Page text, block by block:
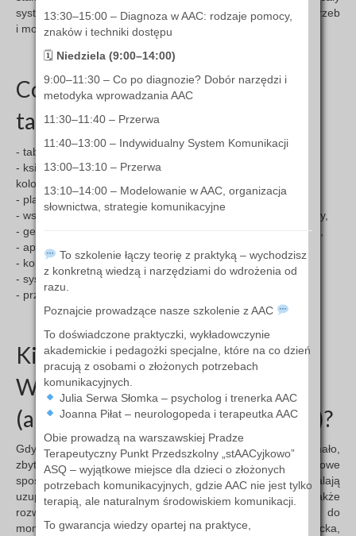
system, który dostosowany jest do konkretnej osoby, jej potrzeb
i możliwości psychofizycznych.
Co może wchodzić w skład
takiego systemu?
- tablice komunikacyjne z obrazkami lub symbolami,
- książki komunikacyjne (np. tematyczne, z układem pól,
kolorami),
- plansze z symbolami PCS, Widgit, Pictogramy, Makaton,
- wskazywanie obrazków palcem, wzrokiem lub ruchem głowy,
- gesty wspomagające mowę (np. Makaton, gesty naturalne),
- aplikacje komunikacyjne na tablet (np. Grid),
- komunikatory z syntezą mowy (np. Accent, Tobii),
- systemy sterowane wzrokiem (eye-tracking),
- przyciski jednopolowe (do wyboru TAK/NIE).
Kiedy Komunikacja
Wspomagająca u dziecka
(augmentative communication)?
Gdy mowa rozwija się z opóźnieniem, dziecko mówi zbyt mało,
zbyt niewyraźnie, aby skutecznie się porozumiewać. Dodatkowe
sposoby komunikowania się (np. gesty, czy symbole) pozwalają
uzupełnić mowę i, co ważne, stymulują rozwój językowy (także
rozwój mowy). Wspomagająca komunikacja służy dziecku do
momentu, kiedy jej potrzebuje. Jeśli wraz z rozwojem dziecka,
13:30–15:00 – Diagnoza w AAC: rodzaje pomocy,
znaków i techniki dostępu
🗓 Niedziela (9:00–14:00)
9:00–11:30 – Co po diagnozie? Dobór narzędzi i
metodyka wprowadzania AAC
11:30–11:40 – Przerwa
11:40–13:00 – Indywidualny System Komunikacji
13:00–13:10 – Przerwa
13:10–14:00 – Modelowanie w AAC, organizacja
słownictwa, strategie komunikacyjne
To szkolenie łączy teorię z praktyką – wychodzisz
z konkretną wiedzą i narzędziami do wdrożenia od
razu.
Poznajcie prowadzące nasze szkolenie z AAC
To doświadczone praktyczki, wykładowczynie
akademickie i pedagożki specjalne, które na co dzień
pracują z osobami o złożonych potrzebach
komunikacyjnych.
Julia Serwa Słomka – psycholog i trenerka AAC
Joanna Piłat – neurologopeda i terapeutka AAC
Obie prowadzą na warszawskiej Pradze
Terapeutyczny Punkt Przedszkolny „stAACyjkowo”
ASQ – wyjątkowe miejsce dla dzieci o złożonych
potrzebach komunikacyjnych, gdzie AAC nie jest tylko
terapią, ale naturalnym środowiskiem komunikacji.
To gwarancja wiedzy opartej na praktyce,